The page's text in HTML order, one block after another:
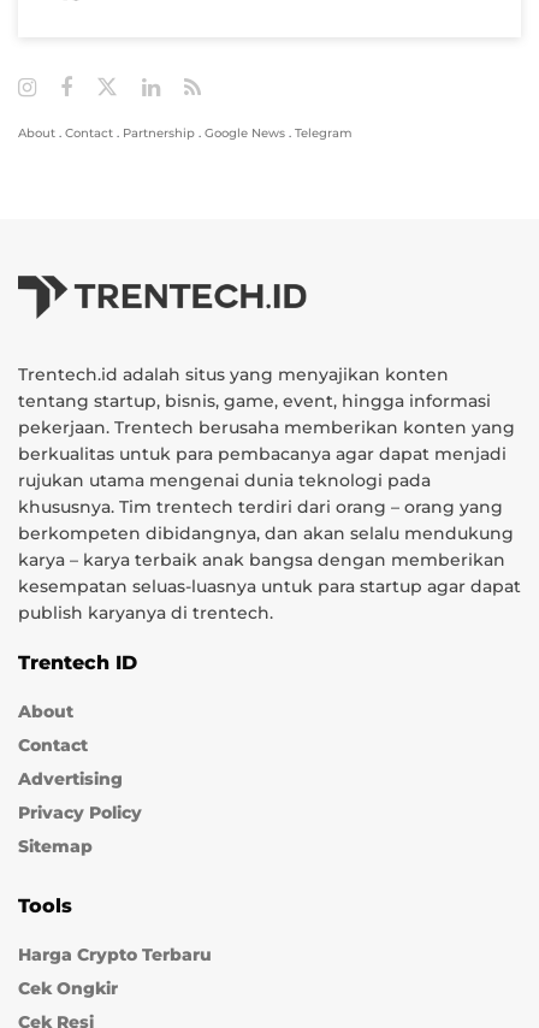
About . Contact . Partnership . Google News . Telegram
Trentech.id adalah situs yang menyajikan konten
tentang startup, bisnis, game, event, hingga informasi
pekerjaan. Trentech berusaha memberikan konten yang
berkualitas untuk para pembacanya agar dapat menjadi
rujukan utama mengenai dunia teknologi pada
khususnya. Tim trentech terdiri dari orang – orang yang
berkompeten dibidangnya, dan akan selalu mendukung
karya – karya terbaik anak bangsa dengan memberikan
kesempatan seluas-luasnya untuk para startup agar dapat
publish karyanya di trentech.
Trentech ID
About
Contact
Advertising
Privacy Policy
Sitemap
Tools
Harga Crypto Terbaru
Cek Ongkir
Cek Resi